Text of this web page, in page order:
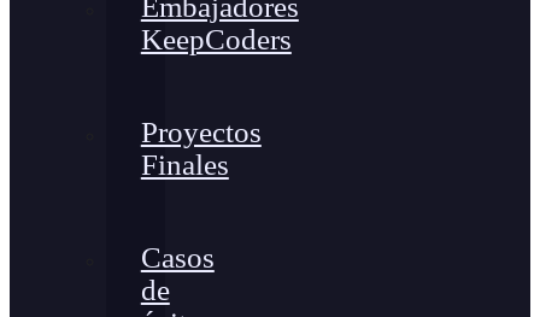
Embajadores
KeepCoders
Proyectos
Finales
Casos
de